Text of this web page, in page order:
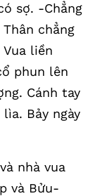
sợ. -Chẳng
chẳng
liền
phun lên
Cánh tay
Bảy ngày
nhà vua
và Bửu-